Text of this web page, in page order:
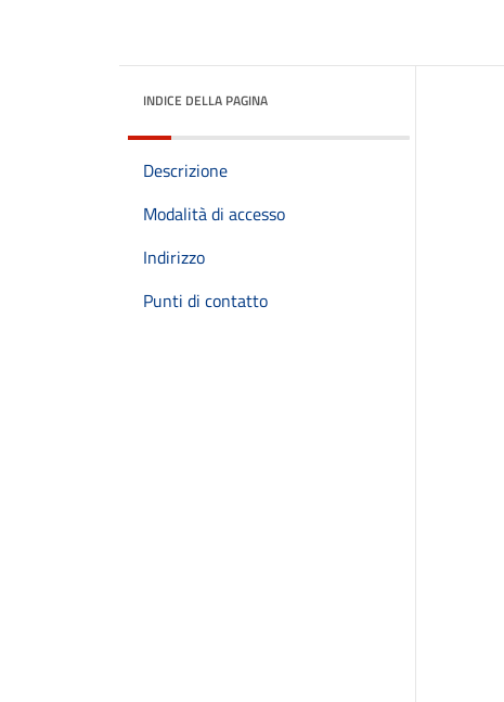
INDICE DELLA PAGINA
Descrizione
Modalità di accesso
Indirizzo
Punti di contatto